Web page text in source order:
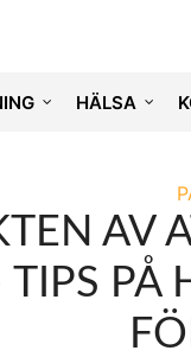
HÄLSA
AV
TIPS PÅ